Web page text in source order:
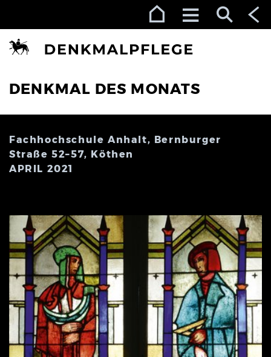
DENKMAL DES MONATS
Fachhochschule Anhalt, Bernburger
Straße 52–57, Köthen
APRIL 2021